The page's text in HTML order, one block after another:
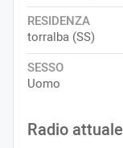
RESIDENZA
torralba (SS)
SESSO
Uomo
Radio attuale